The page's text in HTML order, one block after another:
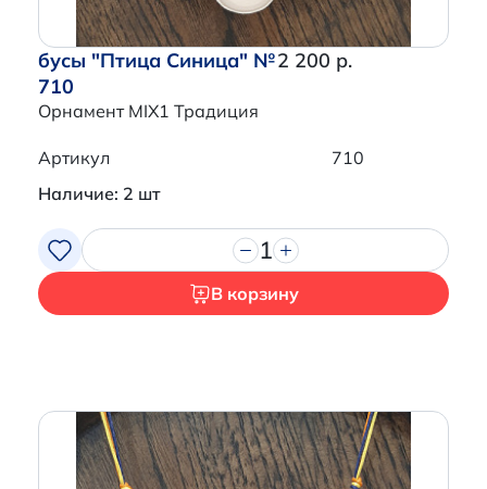
бусы "Птица Синица" №
710
Орнамент MIX1 Традиция
2 200 р.
Артикул
710
Наличие: 2 шт
1
В корзину